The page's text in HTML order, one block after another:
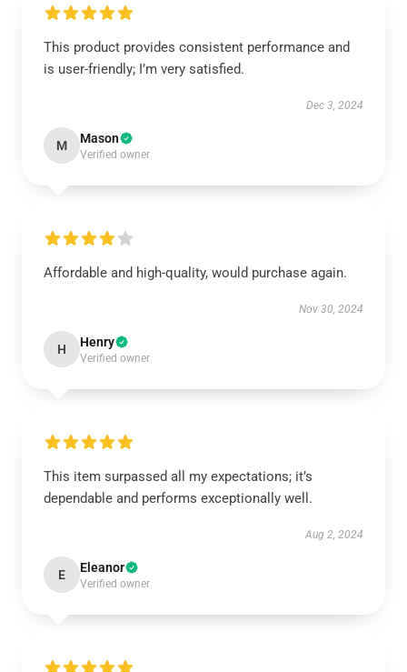
This product provides consistent performance and
is user-friendly; I’m very satisfied.
Dec 3, 2024
M Mason
Verified owner
Affordable and high-quality, would purchase again.
Nov 30, 2024
H Henry
Verified owner
This item surpassed all my expectations; it’s
dependable and performs exceptionally well.
Aug 2, 2024
E Eleanor
Verified owner